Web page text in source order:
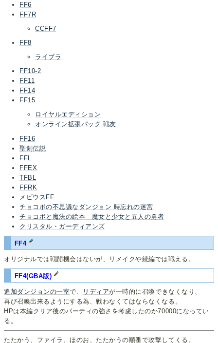
FF6
FF7R
CCFF7
FF8
ライブラ
FF10-2
FF11
FF14
FF15
ロイヤルエディション
オンライン拡張パック:戦友
FF16
聖剣伝説
FFL
FFEX
TFBL
FFRK
メビウスFF
チョコボの不思議なダンジョン 時忘れの迷宮
チョコボと魔法の絵本 魔女と少女と五人の勇者
クリスタル・ガーディアンズ
FF4
オリジナルでは戦闘機会はないが、リメイクや続編では戦える。
FF4(GBA版)
追加ダンジョンの一室で、 リディアが一時的に召喚できなくなり、
再び召喚出来るようにする為、戦わなくてはならなくなる。
HPは本編クリア後のパーティの強さを考慮したのか70000になってい
る。
たたかう、ファイラ、ほのお、たたかうの順番で攻撃してくる。